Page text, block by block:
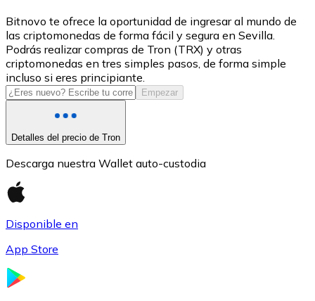
USD Coin
USDC
Litecoin
LTC
Bitnovo te ofrece la oportunidad de ingresar al mundo de
las criptomonedas de forma fácil y segura en Sevilla.
Podrás realizar compras de Tron (TRX) y otras
criptomonedas en tres simples pasos, de forma simple
incluso si eres principiante.
Empezar
Detalles del precio de Tron
Descarga nuestra Wallet auto-custodia
Disponible en
App Store